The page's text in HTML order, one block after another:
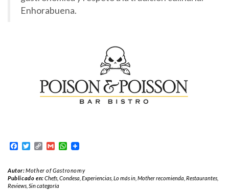
Enhorabuena.
Facebook
TwitterCopyGmailWhatsApp
Autor:Mother of Gastronomy
Publicado en:Chefs ,Condesa ,Experiencias ,Lo más in ,Mother recomienda ,Restaurantes
Reviews Sin categoría